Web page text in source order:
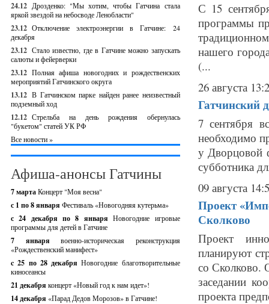
24.12 Дрозденко: "Мы хотим, чтобы Гатчина стала
яркой звездой на небосводе Ленобласти"
23.12 Отключение электроэнергии в Гатчине: 24
декабря
23.12 Стало известно, где в Гатчине можно запускать
салюты и фейерверки
23.12 Полная афиша новогодних и рождественских
мероприятий Гатчинского округа
13.12 В Гатчинском парке найден ранее неизвестный
подземный ход
12.12 Стрельба на день рождения обернулась
"букетом" статей УК РФ
Все новости »
Афиша-анонсы Гатчины
7 мартаКонцерт "Моя весна"
с 1 по 8 января Фестиваль «Новогодняя кутерьма»
с 24 декабря по 8 январяНовогодние игровые
программы для детей в Гатчине
7 январявоенно-историческая реконструкция
«Рождественский манифест»
c 25 по 28 декабряНовогодние благотворительные
киносеансы
21 декабря концерт «Новый год к нам идет»!
14 декабря «Парад Дедов Морозов» в Гатчине!
С 15
программы
нашего
(...
26 августа
Гатчинский
7 сентября
необходимо
у Дворцовой
субботника
09 августа
Проект
Сколково
Проект
планируют
со Сколково.
заседании
проекта